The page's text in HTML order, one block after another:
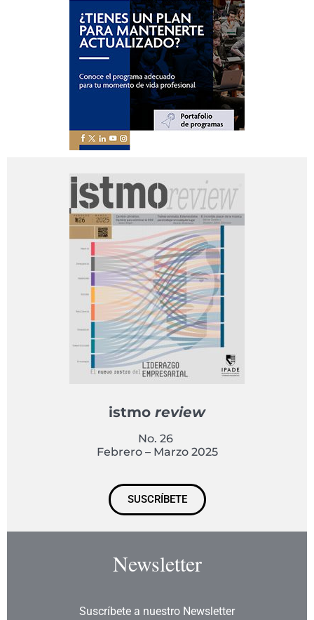
istmo review
No. 26
Febrero – Marzo 2025
SUSCRÍBETE
Newsletter
Suscríbete a nuestro Newsletter